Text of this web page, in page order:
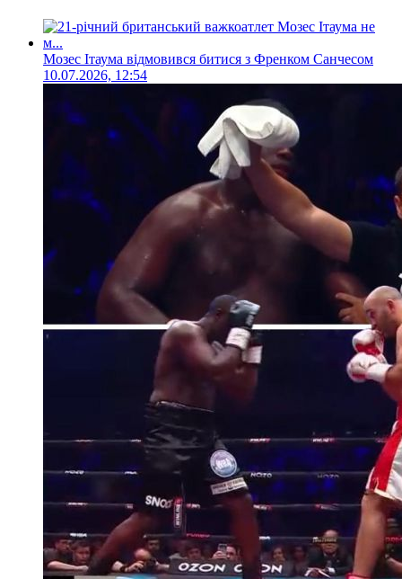
Мозес Ітаума відмовився битися з Френком Санчесом
10.07.2026, 12:54